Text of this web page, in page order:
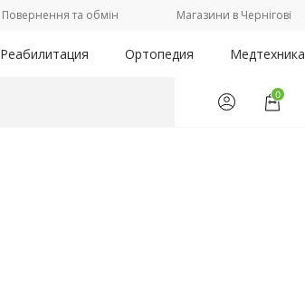
Повернення та обмін Магазини в Чернігові
Реабилитация Ортопедия Медтехника
0
Ортопедические стельки супинаторы